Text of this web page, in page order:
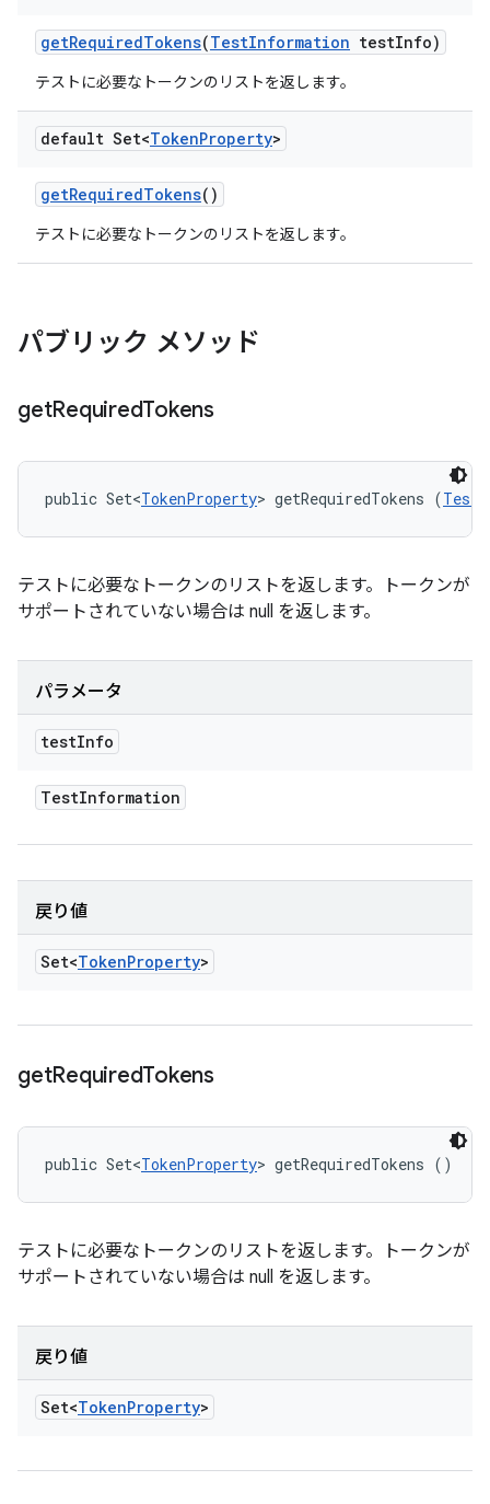
getRequiredTokens(TestInformation testInfo)
テストに必要なトークンのリストを返します。
default Set<TokenProperty>
getRequiredTokens()
テストに必要なトークンのリストを返します。
パブリック メソッド
getRequiredTokens
public Set<TokenProperty> getRequiredTokens (
テストに必要なトークンのリストを返します。トークンが
サポートされていない場合は null を返します。
パラメータ
testInfo
TestInformation
戻り値
Set<TokenProperty>
getRequiredTokens
public Set<TokenProperty> getRequiredTokens ()
テストに必要なトークンのリストを返します。トークンが
サポートされていない場合は null を返します。
戻り値
Set<TokenProperty>